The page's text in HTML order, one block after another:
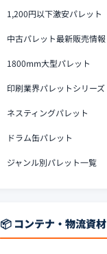
1,200円以下激安パレット
中古パレット最新販売情報
1800mm大型パレット
印刷業界パレットシリーズ
ネスティングパレット
ドラム缶パレット
ジャンル別パレット一覧
📦 コンテナ・物流資材